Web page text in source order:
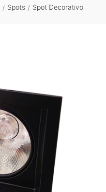
/ Spots / Spot Decorativo